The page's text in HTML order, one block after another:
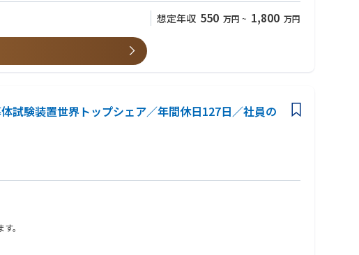
め、2年後目途に独り立ちを頂くイメージです。
想定年収 550 万円 ~ 1,800 万円
装置世界トップシェア／年間休日127日／社員の
。